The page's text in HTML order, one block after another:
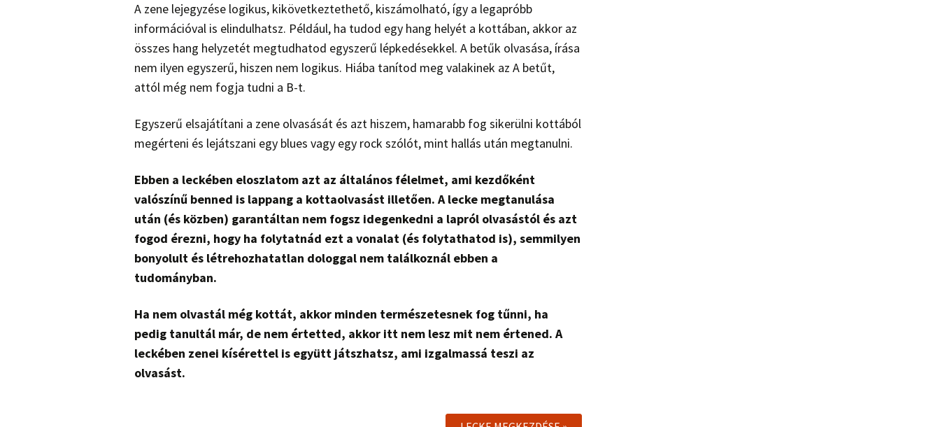
A zene lejegyzése logikus, kikövetkeztethető, kiszámolható, így a legapróbb
információval is elindulhatsz. Például, ha tudod egy hang helyét a kottában, akkor az
összes hang helyzetét megtudhatod egyszerű lépkedésekkel. A betűk olvasása, írása
nem ilyen egyszerű, hiszen nem logikus. Hiába tanítod meg valakinek az A betűt,
attól még nem fogja tudni a B-t.
Egyszerű elsajátítani a zene olvasását és azt hiszem, hamarabb fog sikerülni kottából
megérteni és lejátszani egy blues vagy egy rock szólót, mint hallás után megtanulni.
Ebben a leckében eloszlatom azt az általános félelmet, ami kezdőként
valószínű benned is lappang a kottaolvasást illetően. A lecke megtanulása
után (és közben) garantáltan nem fogsz idegenkedni a lapról olvasástól és azt
fogod érezni, hogy ha folytatnád ezt a vonalat (és folytathatod is), semmilyen
bonyolult és létrehozhatatlan dologgal nem találkoznál ebben a
tudományban.
Ha nem olvastál még kottát, akkor minden természetesnek fog tűnni, ha
pedig tanultál már, de nem értetted, akkor itt nem lesz mit nem értened. A
leckében zenei kísérettel is együtt játszhatsz, ami izgalmassá teszi az
olvasást.